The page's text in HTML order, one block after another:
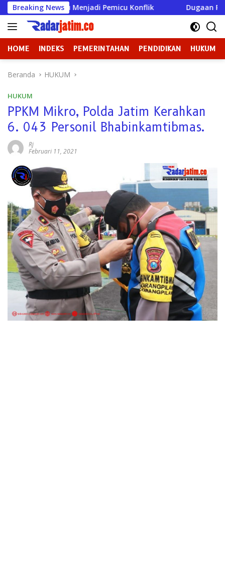
Langsung
ke
konten
Breaking News
Pemicu Konflik Dugaan Perundungan di SMPN 3
HOME INDEKS PEMERINTAHAN PENDIDIKAN HUKUM
Beranda HUKUM
HUKUM
PPKM Mikro, Polda Jatim Kerahkan
6. 043 Personil Bhabinkamtibmas.
Rj
Februari 11, 2021